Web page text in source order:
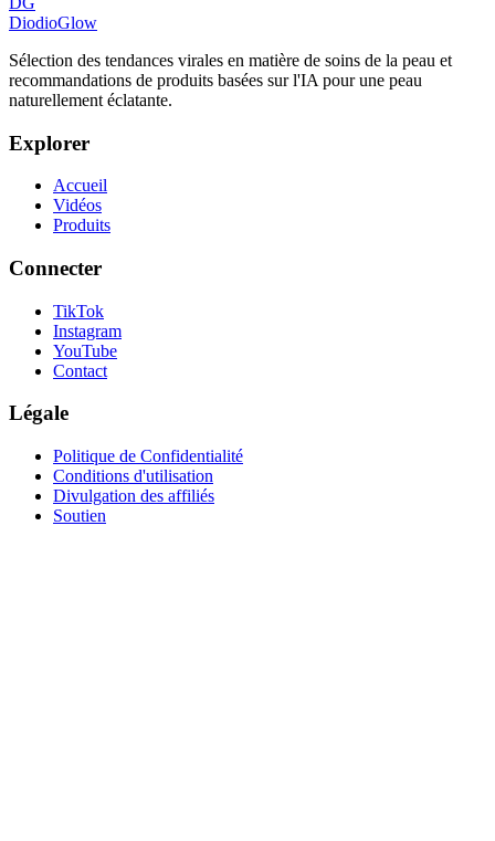
DiodioGlow
Sélection des tendances virales en matière de soins de la peau et
recommandations de produits basées sur l'IA pour une peau
naturellement éclatante.
Explorer
Accueil
Vidéos
Produits
Connecter
TikTok
Instagram
YouTube
Contact
Légale
Politique de Confidentialité
Conditions d'utilisation
Divulgation des affiliés
Soutien